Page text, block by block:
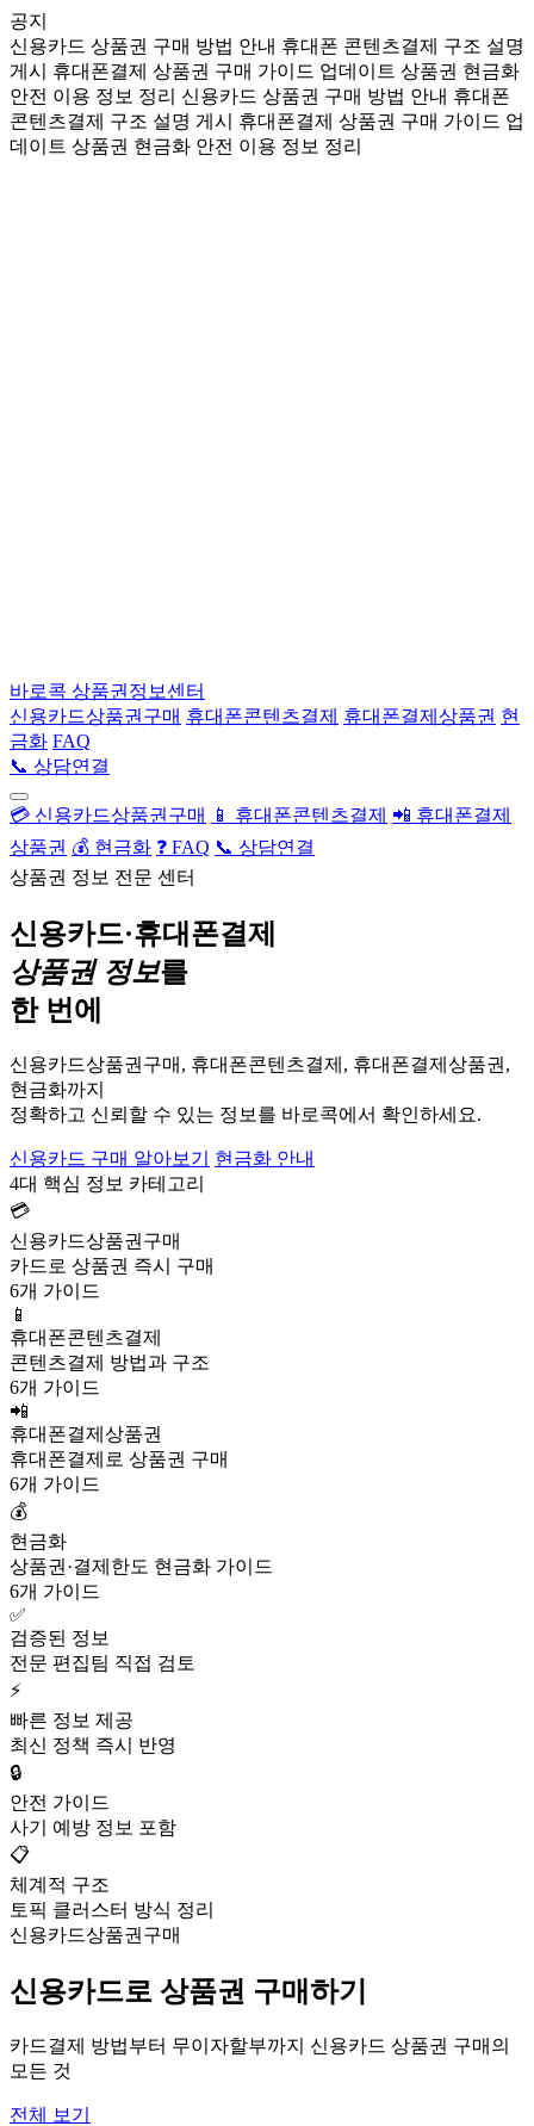
공지
신용카드 상품권 구매 방법 안내 휴대폰 콘텐츠결제 구조 설명
게시
휴대폰결제 상품권 구매 가이드 업데이트 상품권 현금화
안전 이용 정보 정리 신용카드 상품권 구매 방법 안내 휴대폰
콘텐츠결제 구조 설명 게시
휴대폰결제 상품권 구매 가이드 업
데이트 상품권 현금화 안전 이용 정보 정리
바로콕 상품권정보센터
신용카드상품권구매 휴대폰콘텐츠결제 휴대폰결제상품권 현
금화 FAQ
📞 상담연결
💳 신용카드상품권구매 📱 휴대폰콘텐츠결제 📲 휴대폰결제
상품권 💰 현금화 ❓ FAQ 📞 상담연결
상품권 정보 전문 센터
신용카드·휴대폰결제
상품권 정보를
한 번에
신용카드상품권구매, 휴대폰콘텐츠결제, 휴대폰결제상품권,
현금화까지
정확하고 신뢰할 수 있는 정보를 바로콕에서 확인하세요.
신용카드 구매 알아보기
현금화 안내
4대 핵심 정보 카테고리
💳
신용카드상품권구매
카드로 상품권 즉시 구매
6개 가이드
📱
휴대폰콘텐츠결제
콘텐츠결제 방법과 구조
6개 가이드
📲
휴대폰결제상품권
휴대폰결제로 상품권 구매
6개 가이드
💰
현금화
상품권·결제한도 현금화 가이드
6개 가이드
✅
검증된 정보
전문 편집팀 직접 검토
⚡
빠른 정보 제공
최신 정책 즉시 반영
🔒
안전 가이드
사기 예방 정보 포함
📋
체계적 구조
토픽 클러스터 방식 정리
신용카드상품권구매
신용카드로 상품권 구매하기
카드결제 방법부터 무이자할부까지 신용카드 상품권 구매의
모든 것
전체 보기